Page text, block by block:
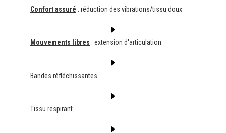
Confort assuré : réduction des vibrations/tissu doux
Mouvements libres : extension d'articulation
Bandes réfléchissantes
Tissu respirant